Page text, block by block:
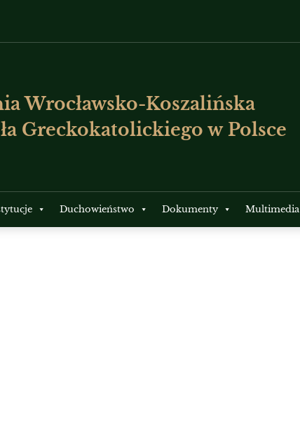
Wrocławsko-Koszalińska
Greckokatolickiego w Polsce
Duchowieństwo Dokumenty Multimedia